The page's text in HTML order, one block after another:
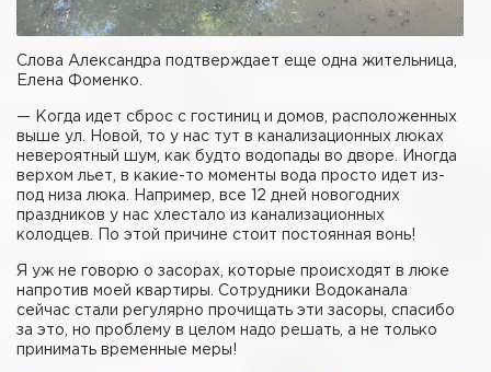
Слова Александра подтверждает еще одна жительница,
Елена Фоменко.
— Когда идет сброс с гостиниц и домов, расположенных
выше ул. Новой, то у нас тут в канализационных люках
невероятный шум, как будто водопады во дворе. Иногда
верхом льет, в какие-то моменты вода просто идет из-
под низа люка. Например, все 12 дней новогодних
праздников у нас хлестало из канализационных
колодцев. По этой причине стоит постоянная вонь!
Я уж не говорю о засорах, которые происходят в люке
напротив моей квартиры. Сотрудники Водоканала
сейчас стали регулярно прочищать эти засоры, спасибо
за это, но проблему в целом надо решать, а не только
принимать временные меры!